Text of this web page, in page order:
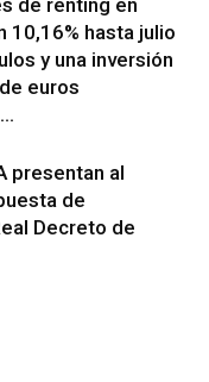
10,16% hasta julio
y una inversión
euros
presentan al
de
Decreto de